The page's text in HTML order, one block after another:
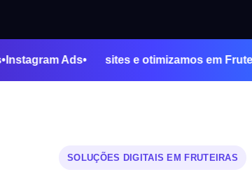
Ads•Instagram Ads• sites e otimizamos
SOLUÇÕES DIGITAIS EM FRUTEIRAS